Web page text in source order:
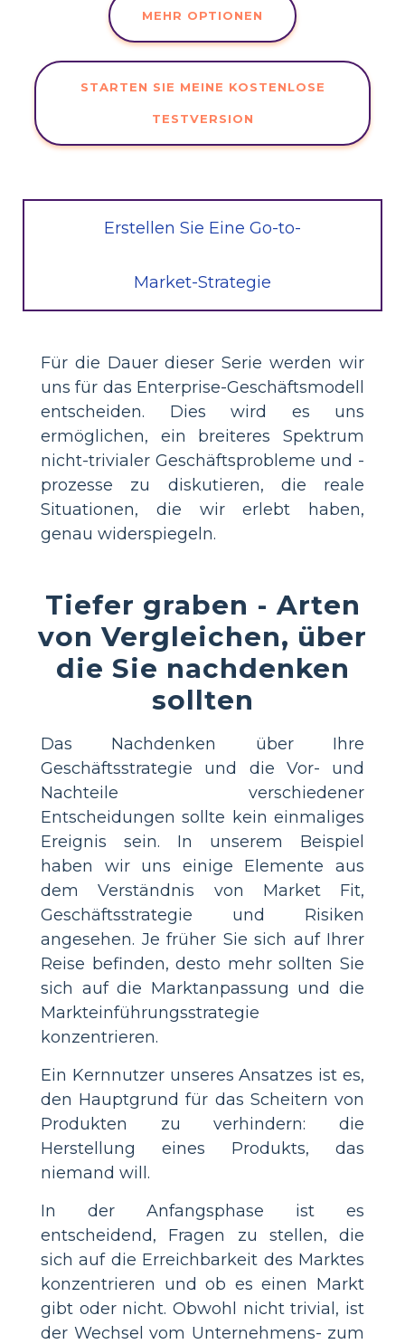
MEHR OPTIONEN
STARTEN SIE MEINE KOSTENLOSE
TESTVERSION
Erstellen Sie Eine Go-to-
Market-Strategie
Für die Dauer dieser Serie werden wir
uns für das Enterprise-Geschäftsmodell
entscheiden. Dies wird es uns
ermöglichen, ein breiteres Spektrum
nicht-trivialer Geschäftsprobleme und -
prozesse zu diskutieren, die reale
Situationen, die wir erlebt haben,
genau widerspiegeln.
Tiefer graben - Arten
von Vergleichen, über
die Sie nachdenken
sollten
Das Nachdenken über Ihre
Geschäftsstrategie und die Vor- und
Nachteile verschiedener
Entscheidungen sollte kein einmaliges
Ereignis sein. In unserem Beispiel
haben wir uns einige Elemente aus
dem Verständnis von Market Fit,
Geschäftsstrategie und Risiken
angesehen. Je früher Sie sich auf Ihrer
Reise befinden, desto mehr sollten Sie
sich auf die Marktanpassung und die
Markteinführungsstrategie
konzentrieren.
Ein Kernnutzer unseres Ansatzes ist es,
den Hauptgrund für das Scheitern von
Produkten zu verhindern: die
Herstellung eines Produkts, das
niemand will.
In der Anfangsphase ist es
entscheidend, Fragen zu stellen, die
sich auf die Erreichbarkeit des Marktes
konzentrieren und ob es einen Markt
gibt oder nicht. Obwohl nicht trivial, ist
der Wechsel vom Unternehmens- zum